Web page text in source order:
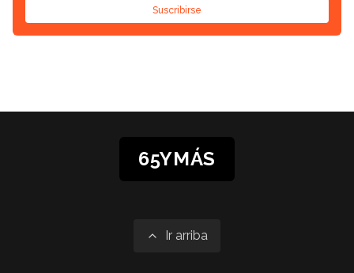
Suscribirse
65YMÁS
Ir arriba